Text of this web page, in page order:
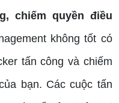
chiếm quyền điều
không tốt có
tấn công và chiếm
bạn. Các cuộc tấn